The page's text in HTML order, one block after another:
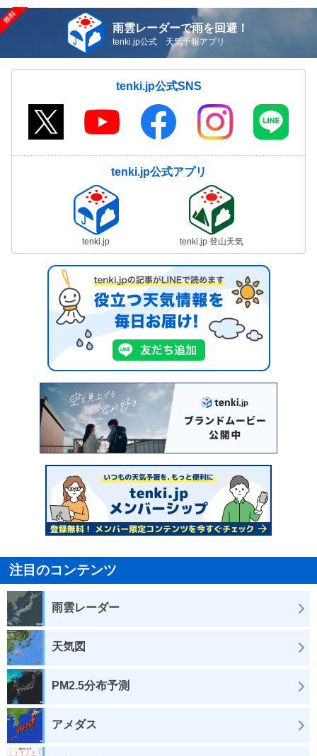
雨雲レーダーで雨を回避！
tenki.jp公式 天気予報アプリ
tenki.jp公式SNS
tenki.jp公式アプリ
tenki.jp tenki.jp 登山天気
注目のコンテンツ
雨雲レーダー
天気図
PM2.5分布予測
アメダス